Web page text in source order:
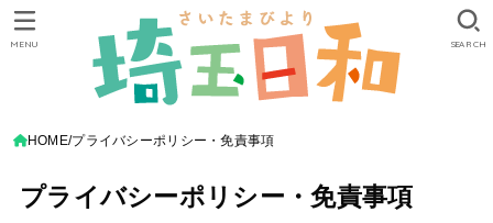
SEARCH
MENU
HOME プライバシーポリシー・免責事項
プライバシーポリシー・免責事項